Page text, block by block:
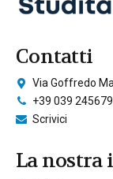
Contatti
Via Goffredo
+39 039
Scrivici
La nostra